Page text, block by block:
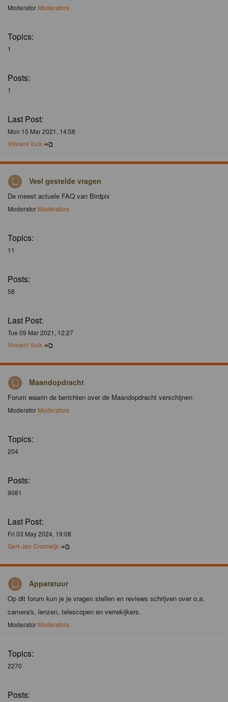
Moderator Moderators
Topics:
1
Posts:
1
Last Post:
Mon 15 Mar 2021, 14:58
Vincent Vuik
Veel gestelde vragen
De meest actuele FAQ van Birdpix
Moderator Moderators
Topics:
11
Posts:
58
Last Post:
Tue 09 Mar 2021, 12:27
Vincent Vuik
Maandopdracht
Forum waarin de berichten over de Maandopdracht verschijnen
Moderator Moderators
Topics:
204
Posts:
9081
Last Post:
Fri 03 May 2024, 19:08
Gert-Jan Cromwijk
Apparatuur
Op dit forum kun je je vragen stellen en reviews schrijven over o.a.
camera's, lenzen, telescopen en verrekijkers.
Moderator Moderators
Topics:
2270
Posts: